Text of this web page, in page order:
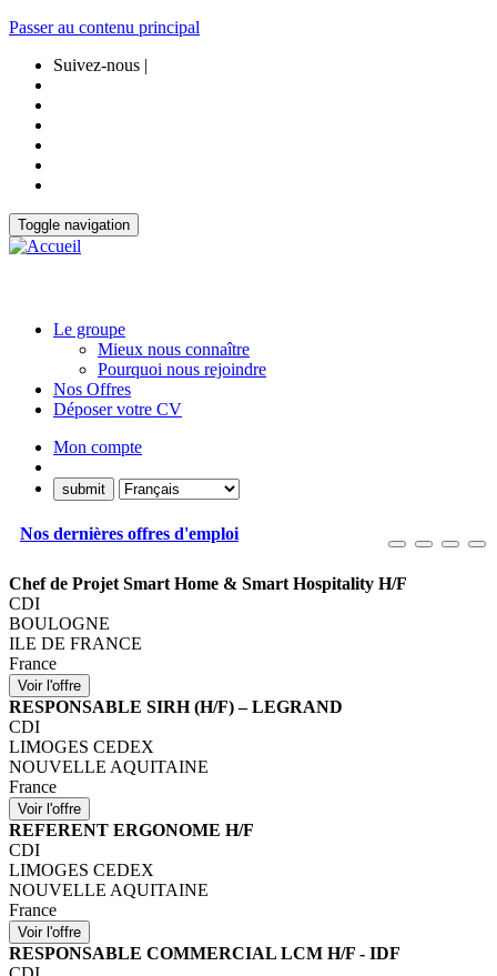
Passer au contenu principal
Suivez-nous |
Toggle navigation
Le groupe
Mieux nous connaître
Pourquoi nous rejoindre
Nos Offres
Déposer votre CV
Mon compte
Nos dernières offres d'emploi
Chef de Projet Smart Home & Smart Hospitality H/F
CDI
BOULOGNE
ILE DE FRANCE
France
RESPONSABLE SIRH (H/F) – LEGRAND
CDI
LIMOGES CEDEX
NOUVELLE AQUITAINE
France
REFERENT ERGONOME H/F
CDI
LIMOGES CEDEX
NOUVELLE AQUITAINE
France
RESPONSABLE COMMERCIAL LCM H/F - IDF